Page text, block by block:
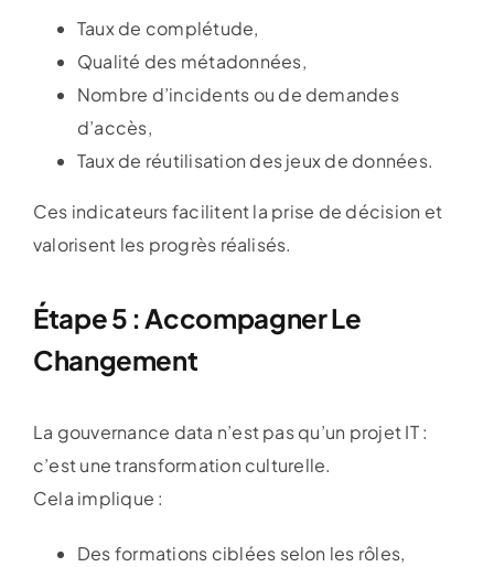
Taux de complétude,
Qualité des métadonnées,
Nombre d’incidents ou de demandes
d’accès,
Taux de réutilisation des jeux de données.
Ces indicateurs facilitent la prise de décision et
valorisent les progrès réalisés.
Étape 5 : Accompagner Le
Changement
La gouvernance data n’est pas qu’un projet IT :
c’est une transformation culturelle.
Cela implique :
Des formations ciblées selon les rôles,